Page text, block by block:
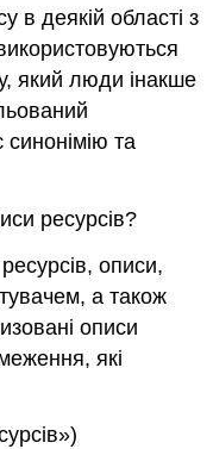
в деякій області з
який люди інакше
та
ресурсів?
описи,
а також
описи
які